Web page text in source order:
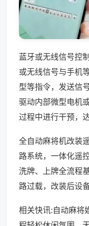
蓝牙或无线信号控
或无线信号与手机
型等指令，发送信
驱动内部微型电机
过程中进行干预，
全自动麻将机改装
路系统，一体化遥
洗牌、上牌全流程
路过载，改装后设
相关快讯:自动麻将